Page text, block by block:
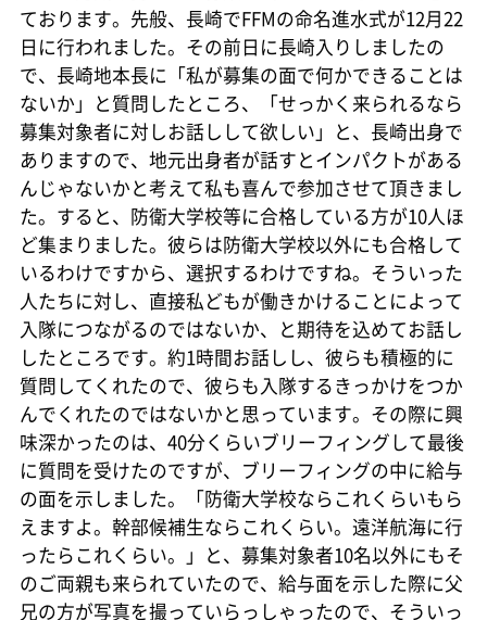
ております。先般、長崎でFFMの命名進水式が12月22
日に行われました。その前日に長崎入りしましたの
で、長崎地本長に「私が募集の面で何かできることは
ないか」と質問したところ、「せっかく来られるなら
募集対象者に対しお話しして欲しい」と、長崎出身で
ありますので、地元出身者が話すとインパクトがある
んじゃないかと考えて私も喜んで参加させて頂きまし
た。すると、防衛大学校等に合格している方が10人ほ
ど集まりました。彼らは防衛大学校以外にも合格して
いるわけですから、選択するわけですね。そういった
人たちに対し、直接私どもが働きかけることによって
入隊につながるのではないか、と期待を込めてお話し
したところです。約1時間お話しし、彼らも積極的に
質問してくれたので、彼らも入隊するきっかけをつか
んでくれたのではないかと思っています。その際に興
味深かったのは、40分くらいブリーフィングして最後
に質問を受けたのですが、ブリーフィングの中に給与
の面を示しました。「防衛大学校ならこれくらいもら
えますよ。幹部候補生ならこれくらい。遠洋航海に行
ったらこれくらい。」と、募集対象者10名以外にもそ
のご両親も来られていたので、給与面を示した際に父
兄の方が写真を撮っていらっしゃったので、そういっ